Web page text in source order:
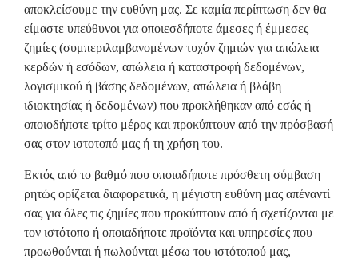
αποκλείσουμε την ευθύνη μας. Σε καμία περίπτωση δεν θα
είμαστε υπεύθυνοι για οποιεσδήποτε άμεσες ή έμμεσες
ζημίες (συμπεριλαμβανομένων τυχόν ζημιών για απώλεια
κερδών ή εσόδων, απώλεια ή καταστροφή δεδομένων,
λογισμικού ή βάσης δεδομένων, απώλεια ή βλάβη
ιδιοκτησίας ή δεδομένων) που προκλήθηκαν από εσάς ή
οποιοδήποτε τρίτο μέρος και προκύπτουν από την πρόσβασή
σας στον ιστοτοπό μας ή τη χρήση του.
Εκτός από το βαθμό που οποιαδήποτε πρόσθετη σύμβαση
ρητώς ορίζεται διαφορετικά, η μέγιστη ευθύνη μας απέναντί
σας για όλες τις ζημίες που προκύπτουν από ή σχετίζονται με
τον ιστότοπο ή οποιαδήποτε προϊόντα και υπηρεσίες που
προωθούνται ή πωλούνται μέσω του ιστότοπού μας,